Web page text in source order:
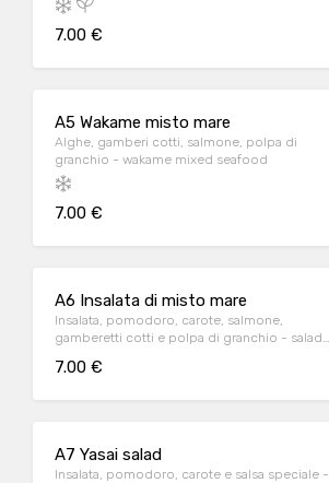
7.00 €
A5 Wakame misto mare
Alghe, gamberi cotti, salmone, polpa di
granchio - wakame mixed seafood
7.00 €
A6 Insalata di misto mare
Insalata, pomodoro, carote, salmone,
gamberetti cotti e polpa di granchio - salad
7.00 €
A7 Yasai salad
Insalata, pomodoro, carote e salsa speciale -